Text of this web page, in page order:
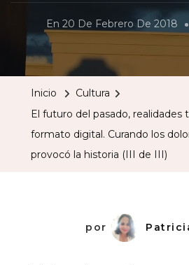
En 20 De Febrero De 2018
Inicio
Cultura
El futuro del pasado, realidades
formato digital. Curando los
provocó la historia (III de III)
por